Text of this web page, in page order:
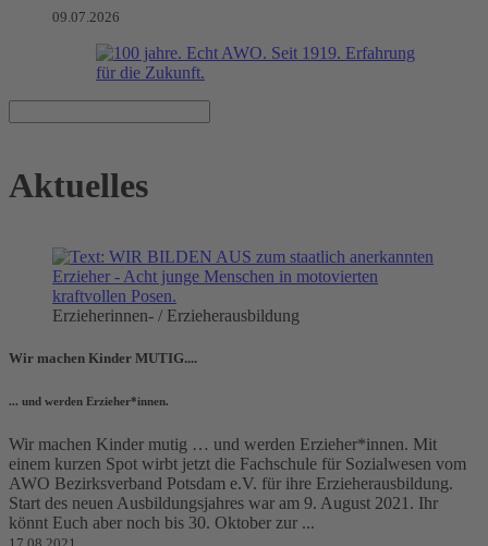
09.07.2026
Aktuelles
Erzieherinnen- / Erzieherausbildung
Wir machen Kinder MUTIG....
... und werden Erzieher*innen.
Wir machen Kinder mutig … und werden Erzieher*innen. Mit
einem kurzen Spot wirbt jetzt die Fachschule für Sozialwesen vom
AWO Bezirksverband Potsdam e.V. für ihre Erzieherausbildung.
Start des neuen Ausbildungsjahres war am 9. August 2021. Ihr
könnt Euch aber noch bis 30. Oktober zur ...